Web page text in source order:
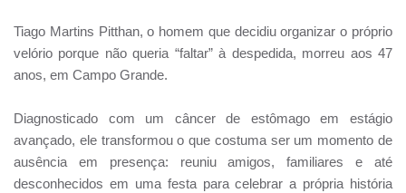
Tiago Martins Pitthan, o homem que decidiu organizar o próprio
velório porque não queria “faltar” à despedida, morreu aos 47
anos, em Campo Grande.
Diagnosticado com um câncer de estômago em estágio
avançado, ele transformou o que costuma ser um momento de
ausência em presença: reuniu amigos, familiares e até
desconhecidos em uma festa para celebrar a própria história